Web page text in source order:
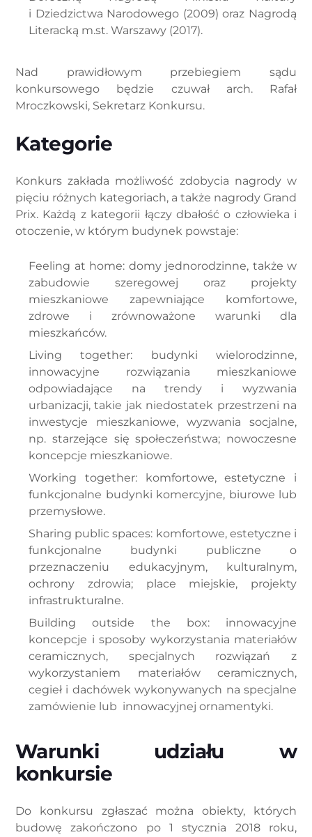
i Dziedzictwa Narodowego (2009) oraz Nagrodą
Literacką m.st. Warszawy (2017).
Nad prawidłowym przebiegiem sądu
konkursowego będzie czuwał arch. Rafał
Mroczkowski, Sekretarz Konkursu.
Kategorie
Konkurs zakłada możliwość zdobycia nagrody w
pięciu różnych kategoriach, a także nagrody Grand
Prix. Każdą z kategorii łączy dbałość o człowieka i
otoczenie, w którym budynek powstaje:
Feeling at home: domy jednorodzinne, także w
zabudowie szeregowej oraz projekty
mieszkaniowe zapewniające komfortowe,
zdrowe i zrównoważone warunki dla
mieszkańców.
Living together: budynki wielorodzinne,
innowacyjne rozwiązania mieszkaniowe
odpowiadające na trendy i wyzwania
urbanizacji, takie jak niedostatek przestrzeni na
inwestycje mieszkaniowe, wyzwania socjalne,
np. starzejące się społeczeństwa; nowoczesne
koncepcje mieszkaniowe.
Working together: komfortowe, estetyczne i
funkcjonalne budynki komercyjne, biurowe lub
przemysłowe.
Sharing public spaces: komfortowe, estetyczne i
funkcjonalne budynki publiczne o
przeznaczeniu edukacyjnym, kulturalnym,
ochrony zdrowia; place miejskie, projekty
infrastrukturalne.
Building outside the box: innowacyjne
koncepcje i sposoby wykorzystania materiałów
ceramicznych, specjalnych rozwiązań z
wykorzystaniem materiałów ceramicznych,
cegieł i dachówek wykonywanych na specjalne
zamówienie lub innowacyjnej ornamentyki.
Warunki udziału w
konkursie
Do konkursu zgłaszać można obiekty, których
budowę zakończono po 1 stycznia 2018 roku,